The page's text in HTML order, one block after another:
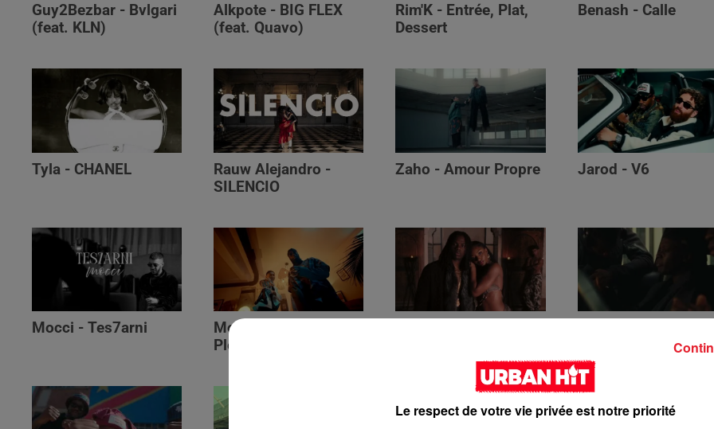
Guy2Bezbar - Bvlgari
(feat. KLN)
Alkpote - BIG FLEX
(feat. Quavo)
Rim'K - Entrée, Plat,
Dessert
Benash - Calle
Tyla - CHANEL
Rauw Alejandro -
SILENCIO
Zaho - Amour Propre Jarod - V6
Mocci - Tes7arni
Monsieur Nov‬ -
Please (feat. RSKO)
interlude Yorssy
Le respect de votre vie privée est notre priorité